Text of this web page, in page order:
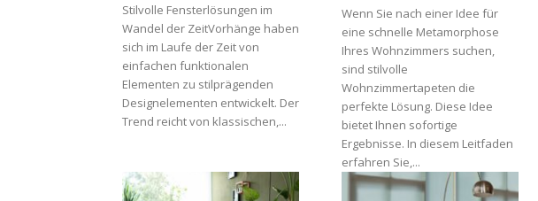
Stilvolle Fensterlösungen im
Wandel der ZeitVorhänge haben
sich im Laufe der Zeit von
einfachen funktionalen
Elementen zu stilprägenden
Designelementen entwickelt. Der
Trend reicht von klassischen,...
Wenn Sie nach einer Idee für
eine schnelle Metamorphose
Ihres Wohnzimmers suchen,
sind stilvolle
Wohnzimmertapeten die
perfekte Lösung. Diese Idee
bietet Ihnen sofortige
Ergebnisse. In diesem Leitfaden
erfahren Sie,...